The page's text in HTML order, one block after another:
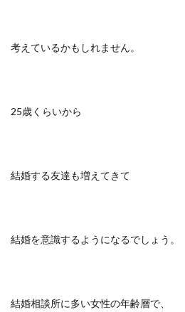
考えているかもしれません。
25歳くらいから
結婚する友達も増えてきて
結婚を意識するようになるでしょう。
結婚相談所に多い女性の年齢層で、